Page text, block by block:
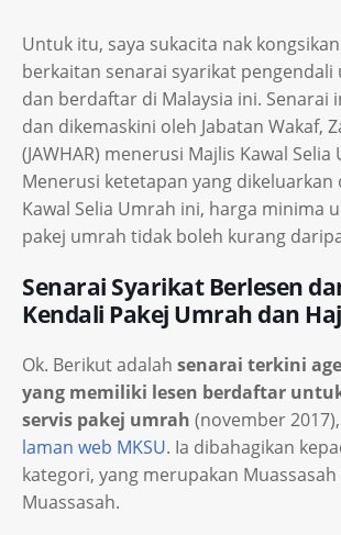
Untuk itu, saya sukacita nak
berkaitan senarai syarikat
dan berdaftar di Malaysia ini. Senarai
dan dikemaskini oleh Jabatan Wakaf,
(JAWHAR) menerusi Majlis Kawal Selia
Menerusi ketetapan yang dikeluarkan
Kawal Selia Umrah ini, harga minima
pakej umrah tidak boleh kurang
Senarai Syarikat Berlesen
Kendali Pakej Umrah dan
Ok. Berikut adalah senarai terkini
yang memiliki lesen berdaftar
servis pakej umrah (november
laman web MKSU. Ia dibahagikan
kategori, yang merupakan
Muassasah.